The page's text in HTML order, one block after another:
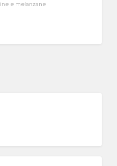
e melanzane